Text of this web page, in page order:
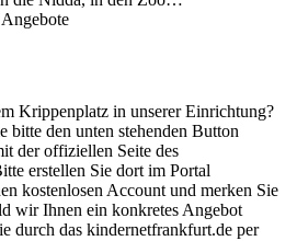
Krippenplatz in unserer Einrichtung?
bitte den unten stehenden Button
der offiziellen Seite des
erstellen Sie dort im Portal
kostenlosen Account und merken Sie
wir Ihnen ein konkretes Angebot
durch das kindernetfrankfurt.de per